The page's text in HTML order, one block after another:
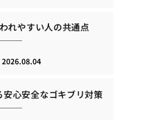
れやすい人の共通点
2026.08.04
心安全なゴキブリ対策